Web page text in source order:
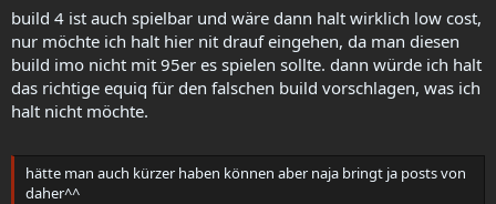
build 4 ist auch spielbar und wäre dann halt wirklich low cost,
nur möchte ich halt hier nit drauf eingehen, da man diesen
build imo nicht mit 95er es spielen sollte. dann würde ich halt
das richtige equiq für den falschen build vorschlagen, was ich
halt nicht möchte.
hätte man auch kürzer haben können aber naja bringt ja posts von
daher^^